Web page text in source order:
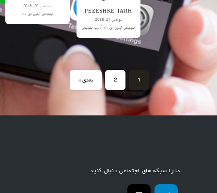
PEZESHKE TARH
نوامبر 24, 2018
اپلیکیشن آیفون اپل ios /وب اپلیکیشن
دسامبر 20, 2016
اپلیکیشن آیفون اپل ios
1
2 بعدی »
ما را شبکه های اجتماعی دنبال کنید